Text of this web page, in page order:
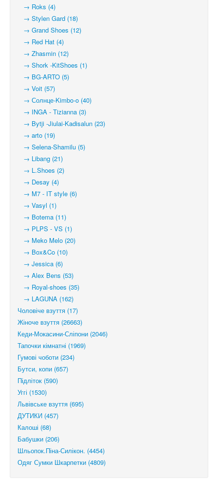
→ Roks (4)
→ Stylen Gard (18)
→ Grand Shoes (12)
→ Red Hat (4)
→ Zhasmin (12)
→ Shork -KitShoes (1)
→ BG-ARTO (5)
→ Voit (57)
→ Солнце-Kimbo-o (40)
→ INGA - Tizianna (3)
→ Bytji -Jiulai-Kadisalun (23)
→ arto (19)
→ Selena-Shamilu (5)
→ Libang (21)
→ L.Shoes (2)
→ Desay (4)
→ M7 - IT style (6)
→ Vasyl (1)
→ Botema (11)
→ PLPS - VS (1)
→ Meko Melo (20)
→ Box&Co (10)
→ Jessica (6)
→ Alex Bens (53)
→ Royal-shoes (35)
→ LAGUNA (162)
Чоловіче взуття (17)
Жіноче взуття (26663)
Кеди-Мокасини-Сліпони (2046)
Тапочки кімнатні (1969)
Гумові чоботи (234)
Бутси, копи (657)
Підліток (590)
Уггі (1530)
Львівське взуття (695)
ДУТИКИ (457)
Калоші (68)
Бабушки (206)
Шльопок.Піна-Силікон. (4454)
Одяг Сумки Шкарпетки (4809)